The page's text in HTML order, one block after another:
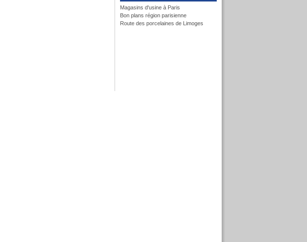
Magasins d'usine à Paris
Bon plans région parisienne
Route des porcelaines de Limoges